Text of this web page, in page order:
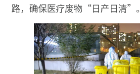
路，确保医疗废物“日产日清”。